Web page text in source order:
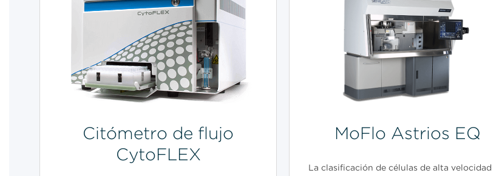
Citómetro de flujo
CytoFLEX
MoFlo Astrios EQ
La clasificación de células de alta velocidad